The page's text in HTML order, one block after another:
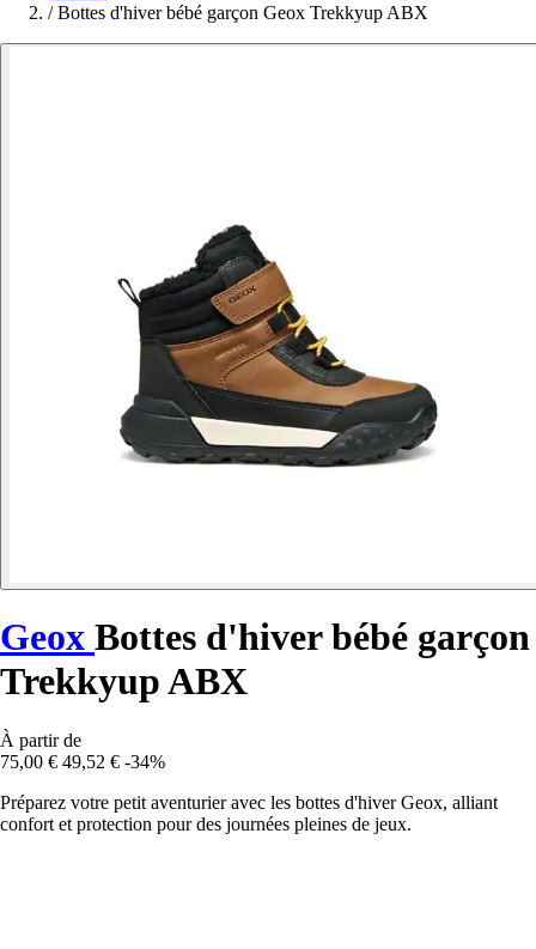
/ Bottes d'hiver bébé garçon Geox Trekkyup ABX
Geox Bottes d'hiver bébé garçon
Trekkyup ABX
À partir de
75,00 € 49,52 € -34%
Préparez votre petit aventurier avec les bottes d'hiver Geox, alliant
confort et protection pour des journées pleines de jeux.